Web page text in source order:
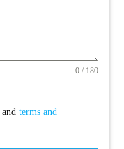
0 / 180
andterms and